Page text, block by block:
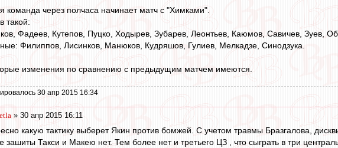
команда через полчаса начинает матч с "Химками".
такой:
Фадеев, Кутепов, Пуцко, Ходырев, Зубарев, Леонтьев, Каюмов, Савичев, Зуев,
Филиппов, Лисинков, Манюков, Кудряшов, Гулиев, Мелкадзе, Синодзука.
изменения по сравнению с предыдущим матчем имеются.
30 апр 2015 16:34
» 30 апр 2015 16:11
какую тактику выберет Якин против бомжей. С учетом травмы Бразгалова,
зашиты Такси и Макею нет. Тем более нет и третьего ЦЗ , что сыграть в три